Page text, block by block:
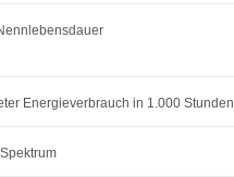
Energieverbrauch in 1.000 Stunden